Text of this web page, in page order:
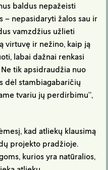
baldus nepažeisti
– nepasidaryti žalos sau ir
vamzdžius užlieti
virtuvę ir nežino, kaip ją
labai dažnai renkasi
Ne tik apsidraudžia nuo
dėl stambiagabaričių
tvariu jų perdirbimu“,
kad atliekų klausimą
projekto pradžioje.
kurios yra natūralios,